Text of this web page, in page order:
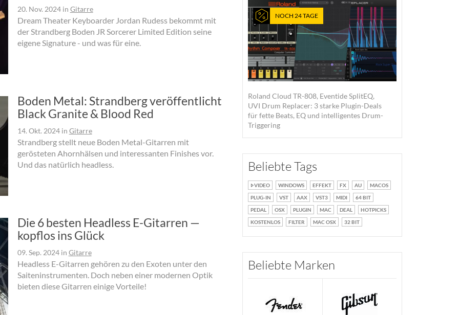
20. Nov. 2024in Gitarre
Dream Theater Keyboarder Jordan Rudess bekommt mit
der Strandberg Boden JR Sorcerer Limited Edition seine
eigene Signature - und was für eine.
Boden Metal: Strandberg veröffentlicht
Black Granite & Blood Red
14. Okt. 2024in Gitarre
Strandberg stellt neue Boden Metal-Gitarren mit
gerösteten Ahornhälsen und interessanten Finishes vor.
Und das natürlich headless.
Die 6 besten Headless E-Gitarren —
kopflos ins Glück
09. Sep. 2024in Gitarre
Headless E-Gitarren gehören zu den Exoten unter den
Saiteninstrumenten. Doch neben einer modernen Optik
bieten diese Gitarren einige Vorteile!
NOCH 24 TAGE
Roland Cloud TR-808, Eventide SplitEQ,
UVI Drum Replacer: 3 starke Plugin-Deals
für fette Beats, EQ und intelligentes Drum-
Triggering
Beliebte Tags
VIDEO WINDOWS EFFEKT FX AU
MACOS
PLUG-IN
VST AAX VST3 MIDI
64 BIT
PEDAL
OSX PLUGIN MAC DEAL
HOTPICKS
KOSTENLOS
FILTER MAC OSX 32 BIT
Beliebte Marken